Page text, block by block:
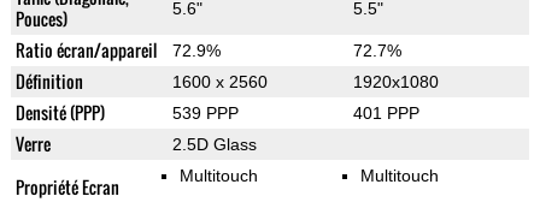
Pouces)
5.6" 5.5"
Ratio écran/appareil 72.9% 72.7%
Définition 1600 x 2560 1920x1080
Densité (PPP) 539 PPP 401 PPP
Verre 2.5D Glass
Propriété Ecran Multitouch Multitouch